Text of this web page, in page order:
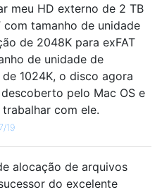
meu HD externo de 2 TB
com tamanho de unidade
de 2048K para exFAT
de unidade de
1024K, o disco agora
pelo Mac OS e
com ele.
19
alocação de arquivos
do excelente